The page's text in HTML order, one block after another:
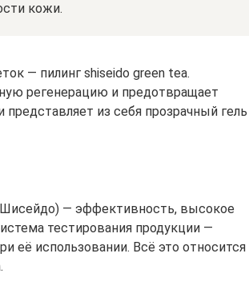
кожи.
— пилинг shiseido green tea.
регенерацию и предотвращает
из себя прозрачный гель
— эффективность, высокое
тестирования продукции —
её использовании. Всё это относится